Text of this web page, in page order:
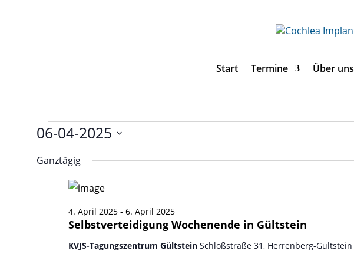
Start Termine Über uns
Veranstaltungen
für
April
2025
06-04-2025
wählen.
Ganztägig
Selbstverteidigung Wochenende in Gültstein
4. April 2025- 6. April 2025
KVJS-Tagungszentrum Gültstein Schloßstraße 31, Herrenberg-Gültstein